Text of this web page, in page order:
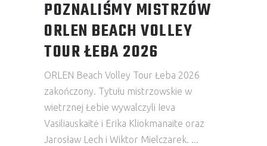
POZNALIŚMY MISTRZÓW
ORLEN BEACH VOLLEY
TOUR ŁEBA 2026
ORLEN Beach Volley Tour Łeba 2026
zakończony. Tytułu mistrzowskie w
wietrznej Łebie wywalczyli Ieva
Vasiliauskaitė i Erika Kliokmanaite oraz
Jarosław Lech i Wiktor Mielczarek.